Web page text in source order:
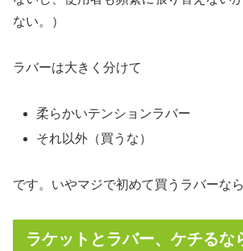
ない。）
ラバーは大きく分けて
柔らかいテンションラバー
それ以外（買うな）
です。いやマジで初めて買うラバーな
ラケットとラバー、ケチるな